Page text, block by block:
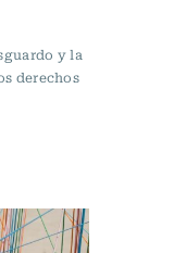
y la
derechos